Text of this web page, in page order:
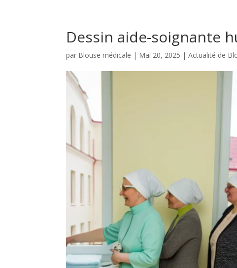
Dessin aide-soignante
par Blouse médicale | Mai 20, 2025 |Actualité de